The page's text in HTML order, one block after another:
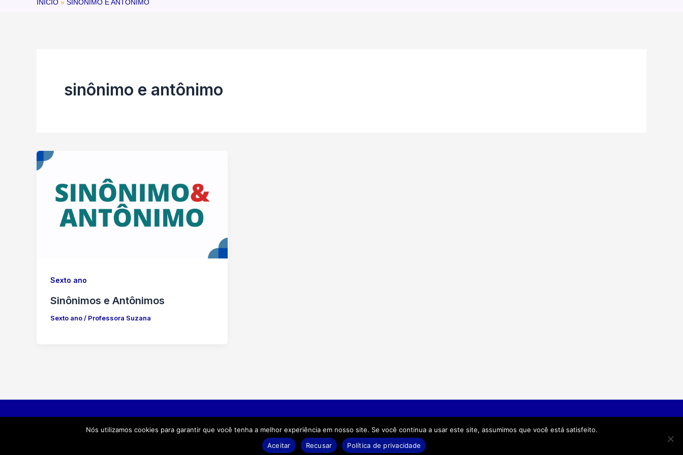
INÍCIO SINÔNIMO E ANTÔNIMO
sinônimo e antônimo
Sexto ano
Sinônimos e Antônimos
Sexto ano/ Professora Suzana
Contato Política de privacidade Termos e Condições
Nós utilizamos cookies para garantir que você tenha a melhor experiência em nosso site. Se você continua a usar este site, assumimos que você está satisfeito.
Aceitar
Recusar Política de privacidade